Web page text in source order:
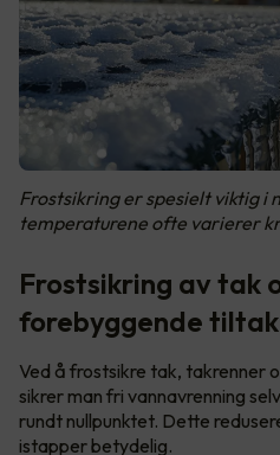
Frostsikring er spesielt viktig i
temperaturene ofte varierer
Frostsikring av tak
forebyggende tiltak
Ved å frostsikre tak, takrenner
sikrer man fri vannavrenning
rundt nullpunktet. Dette
istapper betydelig.